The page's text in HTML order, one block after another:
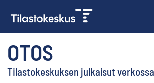
OTOS
Tilastokeskuksen julkaisut verkossa